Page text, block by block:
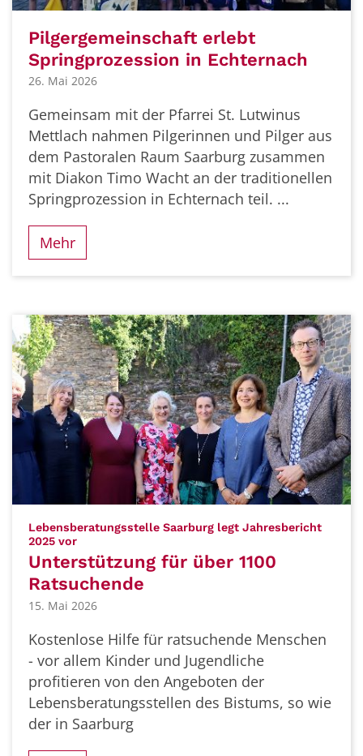
Pilgergemeinschaft erlebt
Springprozession in Echternach
26. Mai 2026
Gemeinsam mit der Pfarrei St. Lutwinus
Mettlach nahmen Pilgerinnen und Pilger aus
dem Pastoralen Raum Saarburg zusammen
mit Diakon Timo Wacht an der traditionellen
Springprozession in Echternach teil. ...
Mehr
Lebensberatungsstelle Saarburg legt Jahresbericht
2025 vor:
Unterstützung für über 1100
Ratsuchende
15. Mai 2026
Kostenlose Hilfe für ratsuchende Menschen
- vor allem Kinder und Jugendliche
profitieren von den Angeboten der
Lebensberatungsstellen des Bistums, so wie
der in Saarburg